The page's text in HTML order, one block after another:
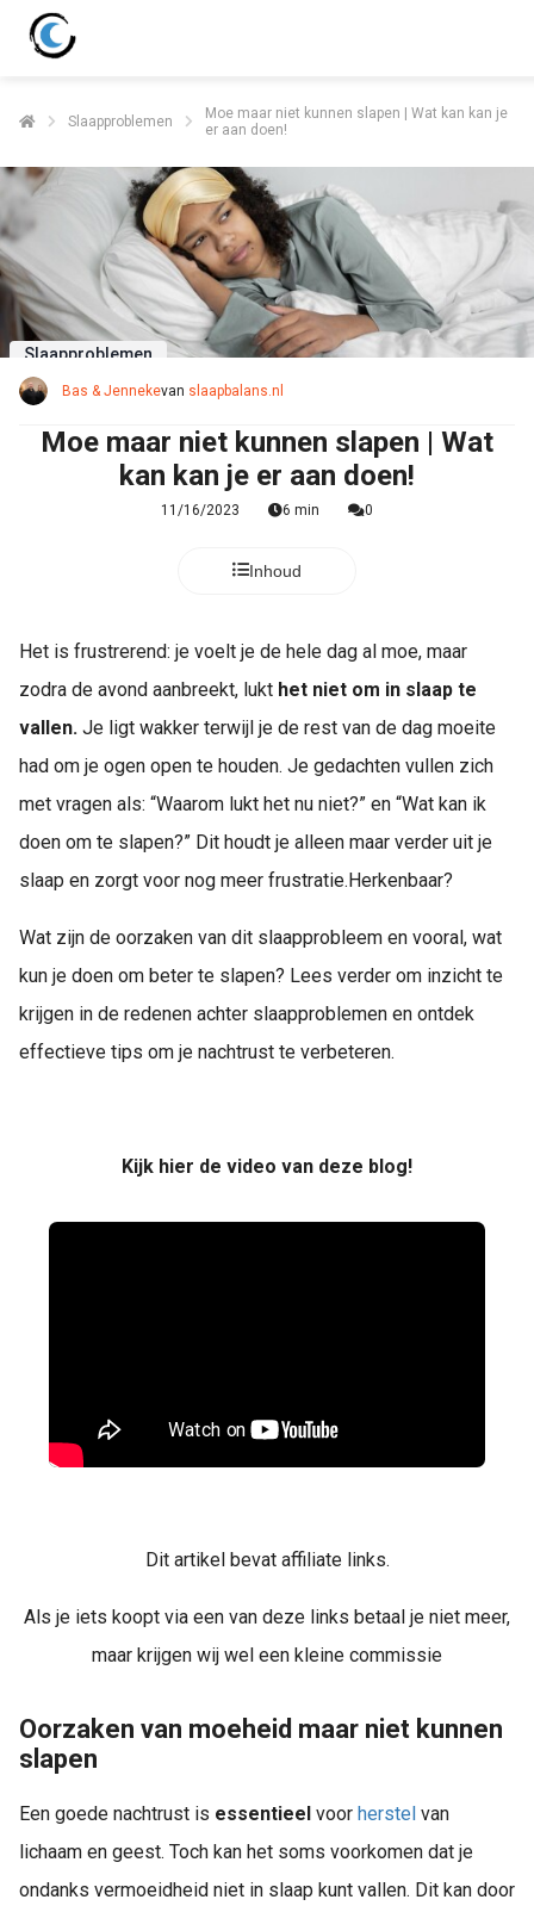
Slaapproblemen
Moe maar niet kunnen slapen | Wat kan kan je
er aan doen!
Slaapproblemen
Bas & Jennekevan slaapbalans.nl
Moe maar niet kunnen slapen | Wat
kan kan je er aan doen!
11/16/2023 6 min 0
Inhoud
Het is frustrerend: je voelt je de hele dag al moe, maar
zodra de avond aanbreekt, lukt het niet om in slaap te
vallen. Je ligt wakker terwijl je de rest van de dag moeite
had om je ogen open te houden. Je gedachten vullen zich
met vragen als: “Waarom lukt het nu niet?” en “Wat kan ik
doen om te slapen?” Dit houdt je alleen maar verder uit je
slaap en zorgt voor nog meer frustratie.Herkenbaar?
Wat zijn de oorzaken van dit slaapprobleem en vooral, wat
kun je doen om beter te slapen? Lees verder om inzicht te
krijgen in de redenen achter slaapproblemen en ontdek
effectieve tips om je nachtrust te verbeteren.
Kijk hier de video van deze blog!
Dit artikel bevat affiliate links.
Als je iets koopt via een van deze links betaal je niet meer,
maar krijgen wij wel een kleine commissie
Oorzaken van moeheid maar niet kunnen
slapen
Een goede nachtrust is essentieel voor herstel van
lichaam en geest. Toch kan het soms voorkomen dat je
ondanks vermoeidheid niet in slaap kunt vallen. Dit kan door